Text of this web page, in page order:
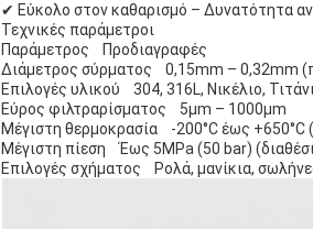
✔ Εύκολο στον καθαρισμό – Δυνατότητα
Τεχνικές παράμετροι
Παράμετρος Προδιαγραφές
Διάμετρος σύρματος 0,15mm – 0,32mm
Επιλογές υλικού 304, 316L, Νικέλιο,
Εύρος φιλτραρίσματος 5μm – 1000μm
Μέγιστη θερμοκρασία -200°C έως +650°C
Μέγιστη πίεση Έως 5MPa (50 bar)
Επιλογές σχήματος Ρολά, μανίκια,